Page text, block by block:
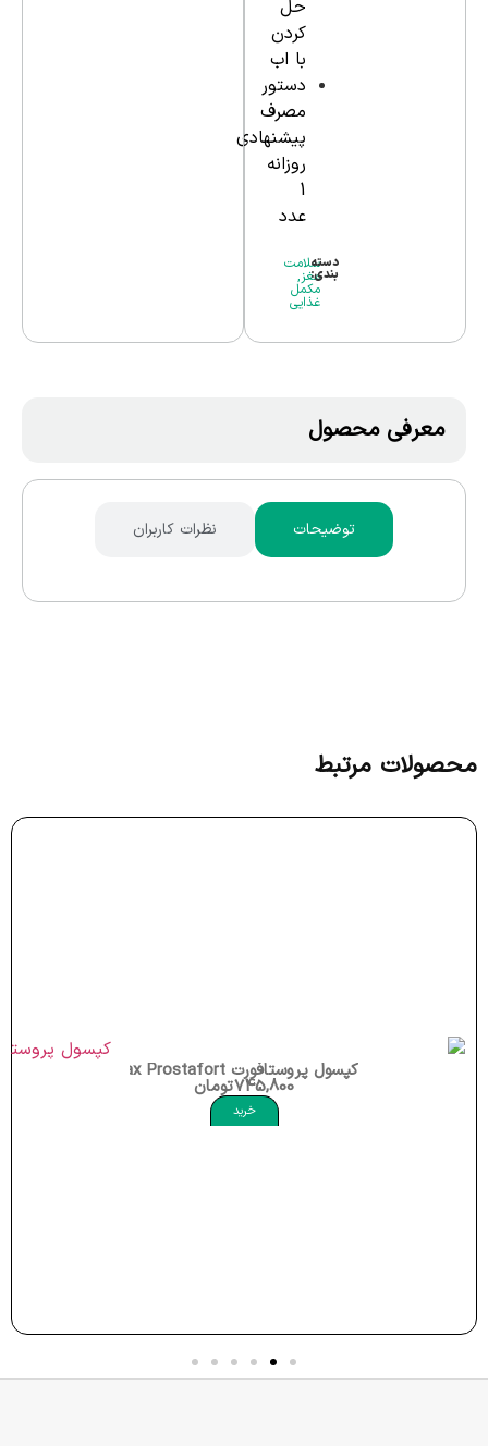
حل
کردن
با اب
دستور
مصرف
پیشنهادی
روزانه
1
عدد
سلامت
مغز,
مکمل
غذایی
دسته
بندی:
معرفی محصول
توضیحات نظرات کاربران
محصولات مرتبط
کپسول پروستافورت Nutrax Prostafort
745,800تومان
خرید